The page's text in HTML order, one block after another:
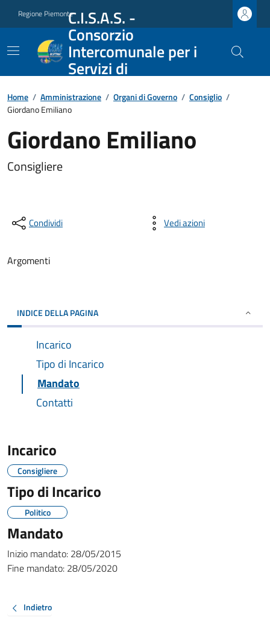
Regione PiemonteC.I.S.A.S. -
Consorzio
Intercomunale per i
Servizi di
Home / Amministrazione / Organi di Governo / Consiglio /
Giordano Emiliano
Giordano Emiliano
Consigliere
Condividi Vedi azioni
Argomenti
INDICE DELLA PAGINA
Incarico
Tipo di Incarico
Mandato
Contatti
Incarico
Consigliere
Tipo di Incarico
Politico
Mandato
Inizio mandato: 28/05/2015
Fine mandato: 28/05/2020
Indietro